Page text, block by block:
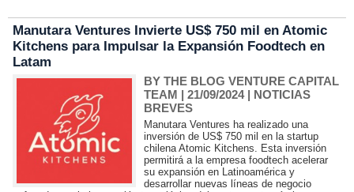
Manutara Ventures Invierte US$ 750 mil en Atomic
Kitchens para Impulsar la Expansión Foodtech en
Latam
BY THE BLOG VENTURE CAPITAL
TEAM | 21/09/2024| NOTICIAS
BREVES
Manutara Ventures ha realizado una
inversión de US$ 750 mil en la startup
chilena Atomic Kitchens. Esta inversión
permitirá a la empresa foodtech acelerar
su expansión en Latinoamérica y
desarrollar nuevas líneas de negocio